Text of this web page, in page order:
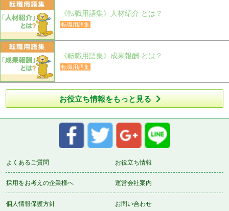
《転職用語集》人材紹介 とは？
転職用語集
《転職用語集》成果報酬 とは？
転職用語集
お役立ち情報をもっと見る
よくあるご質問 お役立ち情報
採用をお考えの企業様へ 運営会社案内
個人情報保護方針 お問い合わせ